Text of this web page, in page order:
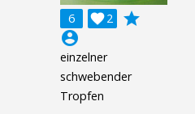
6 2

grade
account_circle
einzelner
schwebender
Tropfen